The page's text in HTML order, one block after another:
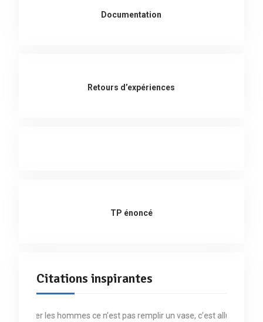
Documentation
Retours d’expériences
TP énoncé
Citations inspirantes
« Former les hommes ce n’est pas remplir un vase, c’est allumer un